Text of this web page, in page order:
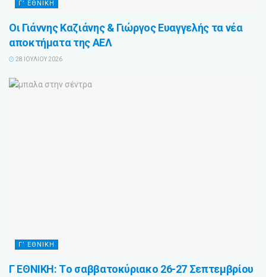
Γ’ ΕΘΝΙΚΗ
Οι Γιάννης Καζιάνης & Γιώργος Ευαγγελής τα νέα
αποκτήματα της ΑΕΛ
28 ΙΟΥΛΊΟΥ 2026
Γ’ ΕΘΝΙΚΗ
Γ ΕΘΝΙΚΗ: Tο σαββατοκύριακο 26-27 Σεπτεμβρίου